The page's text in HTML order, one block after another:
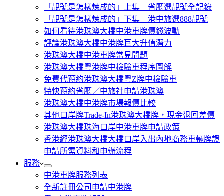
「靚號是怎樣煉成的」上集 – 省廳選靚號全記錄
「靚號是怎樣煉成的」下集 – 港中旅選888靚號
如何看待港珠澳大橋中港車牌價錢波動
評論港珠澳大橋中港牌巨大升值潛力
港珠澳大橋中港車牌常見問題
港珠澳大橋粵港牌中檢驗車程序圖解
免費代預約港珠澳大橋粵Z牌中檢驗車
特快預約省廳／中旅社申請港珠澳
港珠澳大橋中港牌市場報價比較
其他口岸牌Trade-In港珠澳大橋牌，現金退回差價
港珠澳大橋珠海口岸中港車牌申請政策
香港經港珠澳大橋大橋口岸入出內地商務車輛牌證
申請所需資料和申辦流程
服務
中港車牌服務列表
全新註冊公司申請中港牌